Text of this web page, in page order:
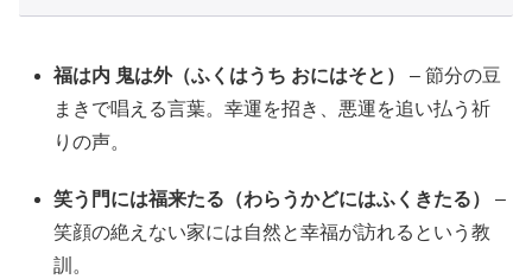
福は内 鬼は外（ふくはうち おにはそと）
– 節分の豆
まきで唱える言葉。幸運を招き、悪運を追い払う祈
りの声。
笑う門には福来たる（わらうかどにはふくきたる）
–
笑顔の絶えない家には自然と幸福が訪れるという教
訓。